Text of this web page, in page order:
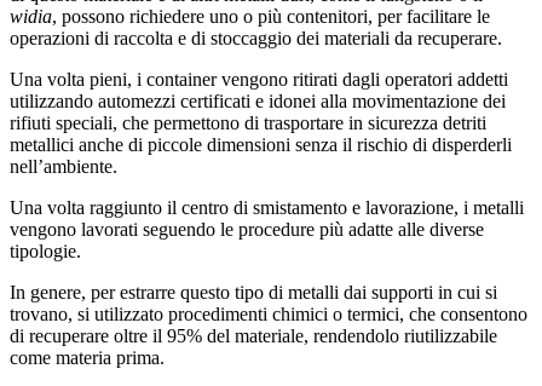
widia, possono richiedere uno o più contenitori, per facilitare le
operazioni di raccolta e di stoccaggio dei materiali da recuperare.
Una volta pieni, i container vengono ritirati dagli operatori addetti
utilizzando automezzi certificati e idonei alla movimentazione dei
rifiuti speciali, che permettono di trasportare in sicurezza detriti
metallici anche di piccole dimensioni senza il rischio di disperderli
nell’ambiente.
Una volta raggiunto il centro di smistamento e lavorazione, i metalli
vengono lavorati seguendo le procedure più adatte alle diverse
tipologie.
In genere, per estrarre questo tipo di metalli dai supporti in cui si
trovano, si utilizzato procedimenti chimici o termici, che consentono
di recuperare oltre il 95% del materiale, rendendolo riutilizzabile
come materia prima.